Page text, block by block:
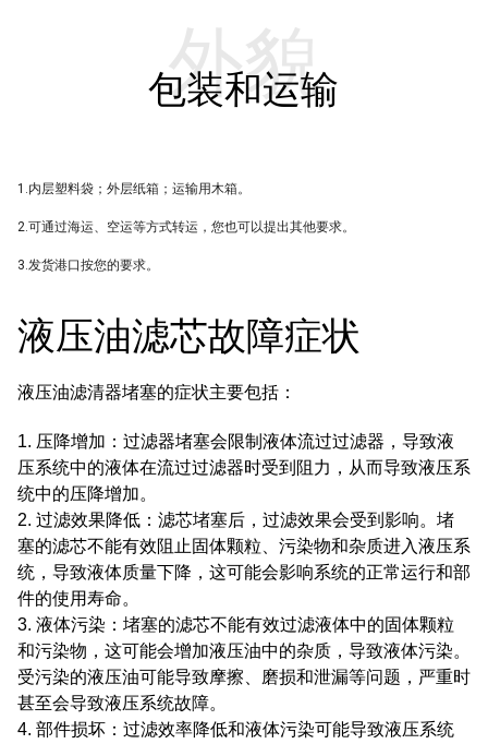
包装和运输
外貌
1.内层塑料袋；外层纸箱；运输用木箱。
2.可通过海运、空运等方式转运，您也可以提出其他要求。
3.发货港口按您的要求。
液压油滤芯故障症状
液压油滤清器堵塞的症状主要包括：
1. 压降增加：过滤器堵塞会限制液体流过过滤器，导致液
压系统中的液体在流过过滤器时受到阻力，从而导致液压系
统中的压降增加。
2. 过滤效果降低：滤芯堵塞后，过滤效果会受到影响。 堵
塞的滤芯不能有效阻止固体颗粒、污染物和杂质进入液压系
统，导致液体质量下降，这可能会影响系统的正常运行和部
件的使用寿命。
3. 液体污染：堵塞的滤芯不能有效过滤液体中的固体颗粒
和污染物，这可能会增加液压油中的杂质，导致液体污染。
受污染的液压油可能导致摩擦、磨损和泄漏等问题，严重时
甚至会导致液压系统故障。
4. 部件损坏：过滤效率降低和液体污染可能导致液压系统